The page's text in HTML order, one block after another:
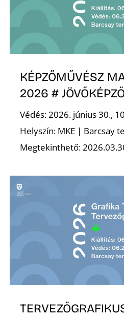
KÉPZŐMŰVÉSZ
2026 # JÖVŐKÉPZŐ
Védés: 2026. június 30.,
Helyszín: MKE | Barcsay
Megtekinthető: